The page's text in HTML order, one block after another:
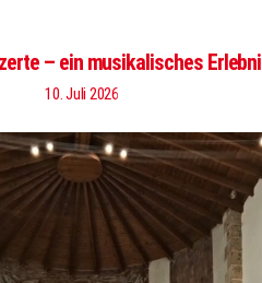
– ein musikalisches
10. Juli 2026